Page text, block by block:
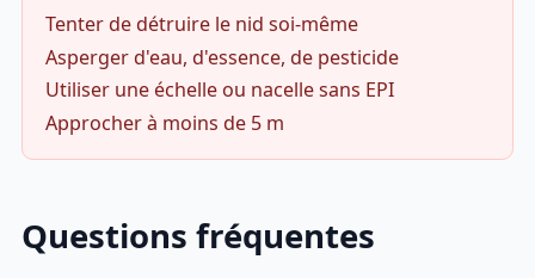
Tenter de détruire le nid soi-même
Asperger d'eau, d'essence, de pesticide
Utiliser une échelle ou nacelle sans EPI
Approcher à moins de 5 m
Questions fréquentes